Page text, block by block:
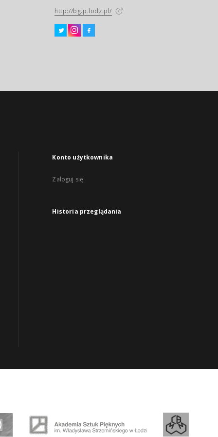
http://bg.p.lodz.pl/
Konto użytkownika
Zaloguj się
Historia przeglądania